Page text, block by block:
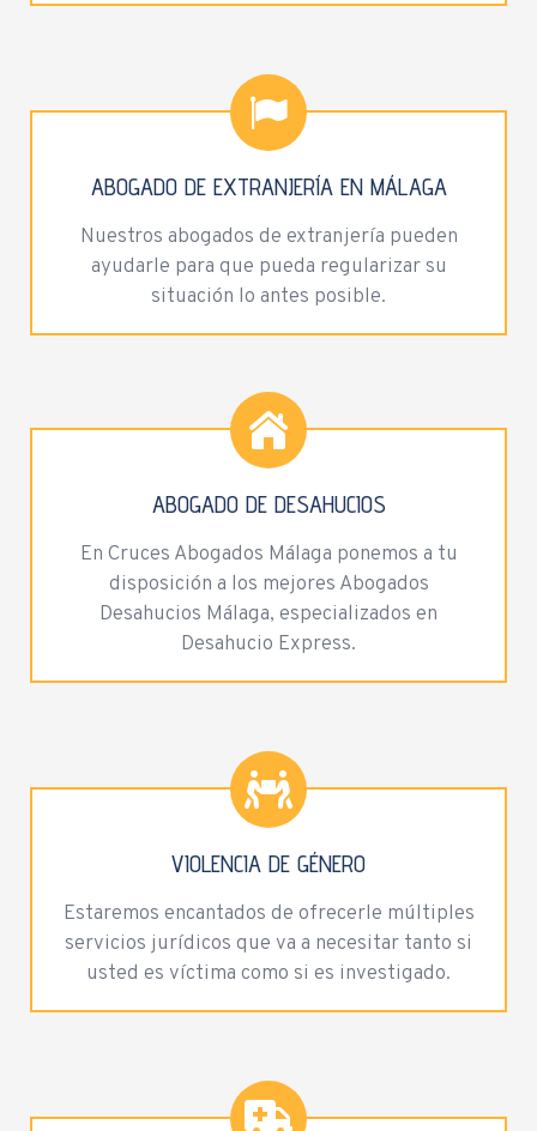
ABOGADO DE EXTRANJERÍA EN MÁLAGA
Nuestros abogados de extranjería pueden
ayudarle para que pueda regularizar su
situación lo antes posible.
ABOGADO DE DESAHUCIOS
En Cruces Abogados Málaga ponemos a tu
disposición a los mejores Abogados
Desahucios Málaga, especializados en
Desahucio Express.
VIOLENCIA DE GÉNERO
Estaremos encantados de ofrecerle múltiples
servicios jurídicos que va a necesitar tanto si
usted es víctima como si es investigado.